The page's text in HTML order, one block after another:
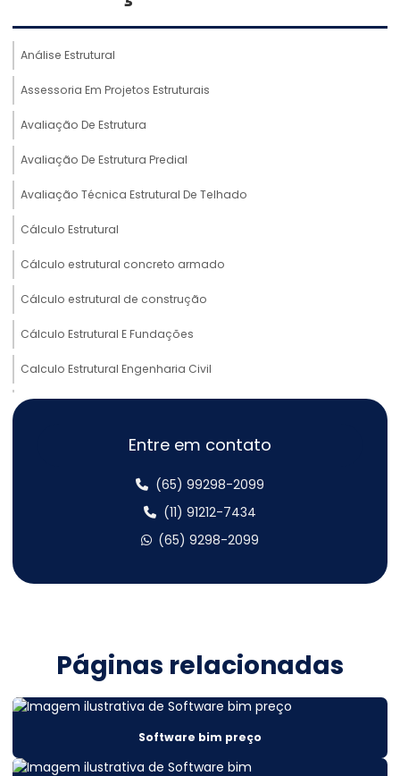
Análise Estrutural
Assessoria Em Projetos Estruturais
Avaliação De Estrutura
Avaliação De Estrutura Predial
Avaliação Técnica Estrutural De Telhado
Cálculo Estrutural
Cálculo estrutural concreto armado
Cálculo estrutural de construção
Cálculo Estrutural E Fundações
Calculo Estrutural Engenharia Civil
Cálculo estrutural estrutural metálica
Cálculo Estrutural Galpão Metálico
Cálculo estrutural metálico
Cálculo estrutural mezanino metálico
Cálculo estrutural obras
Cálculo estrutural sobrado
Cálculo estrutural telhado metálico
Entre em contato
(65) 99298-2099
(11) 91212-7434
(65) 9298-2099
Páginas relacionadas
Software bim preço